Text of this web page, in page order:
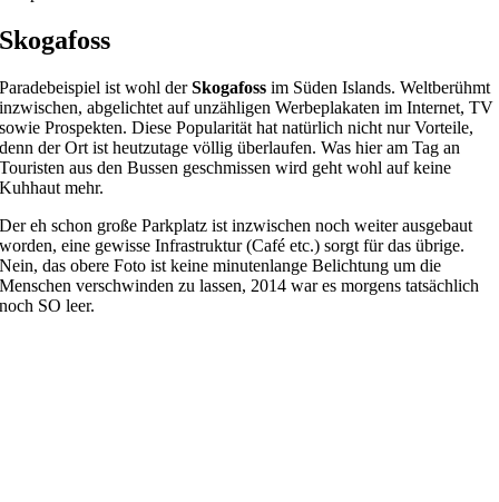
Skogafoss
Paradebeispiel ist wohl derSkogafoss im Süden Islands. Weltberühmt
inzwischen, abgelichtet auf unzähligen Werbeplakaten im Internet, TV
sowie Prospekten. Diese Popularität hat natürlich nicht nur Vorteile,
denn der Ort ist heutzutage völlig überlaufen. Was hier am Tag an
Touristen aus den Bussen geschmissen wird geht wohl auf keine
Kuhhaut mehr.
Der eh schon große Parkplatz ist inzwischen noch weiter ausgebaut
worden, eine gewisse Infrastruktur (Café etc.) sorgt für das übrige.
Nein, das obere Foto ist keine minutenlange Belichtung um die
Menschen verschwinden zu lassen, 2014 war es morgens tatsächlich
noch SO leer.